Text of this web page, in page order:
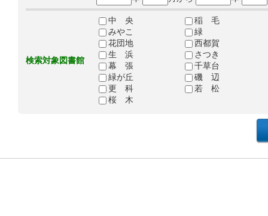
検索対象図書館
中 央
稲 毛
みやこ
緑
花団地
西都賀
生 浜
さつき
幕 張
千草台
緑が丘
磯 辺
更 科
若 松
桜 木